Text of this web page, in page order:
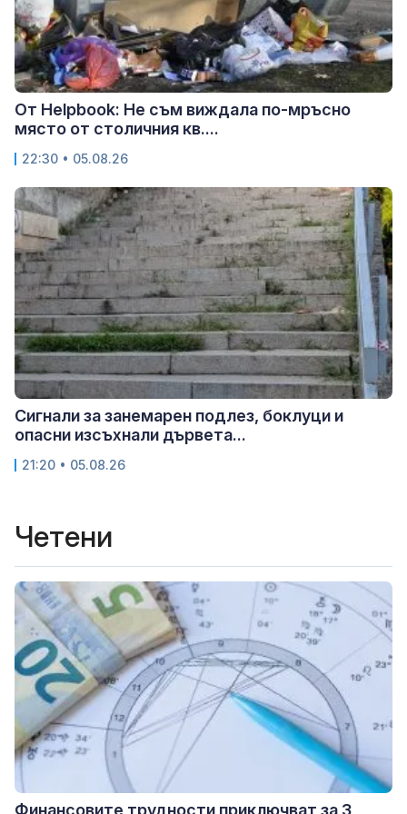
От Helpbook: Не съм виждала по-мръсно
място от столичния кв....
22:30 • 05.08.26
Сигнали за занемарен подлез, боклуци и
опасни изсъхнали дървета...
21:20 • 05.08.26
Четени
Финансовите трудности приключват за 3